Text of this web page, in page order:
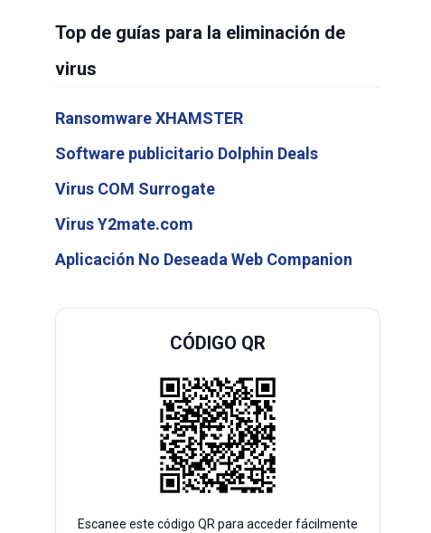
Top de guías para la eliminación de
virus
Ransomware XHAMSTER
Software publicitario Dolphin Deals
Virus COM Surrogate
Virus Y2mate.com
Aplicación No Deseada Web Companion
CÓDIGO QR
Escanee este código QR para acceder fácilmente